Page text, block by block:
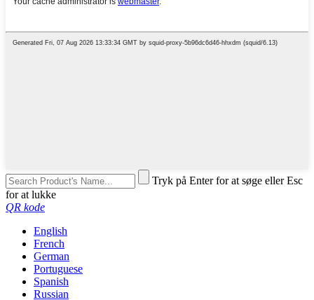
Tryk på Enter for at søge eller Esc
for at lukke
QR kode
English
French
German
Portuguese
Spanish
Russian